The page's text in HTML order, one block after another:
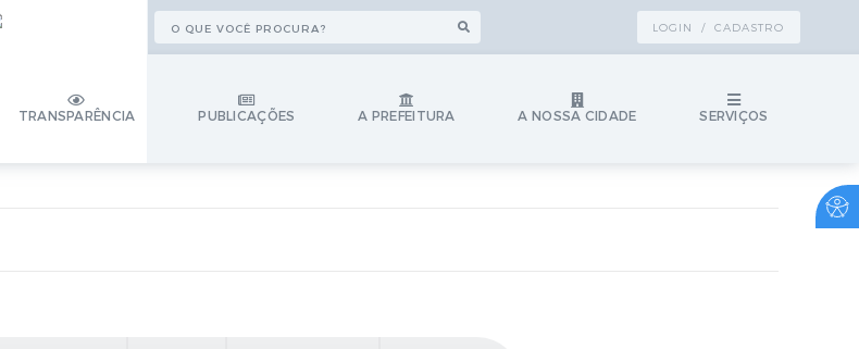
LOGIN / CADASTRO
TRANSPARÊNCIA PUBLICAÇÕES A PREFEITURA A NOSSA CIDADE SERVIÇOS